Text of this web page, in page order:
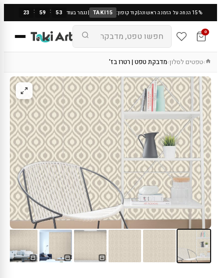
15% הנחה על הזמנה ראשונה |קוד קופון: TAKI15
|נגמר בעוד 23 : 59 : 53
0
›טפטים לסלון›מדבקת טפט | רטרו בז'